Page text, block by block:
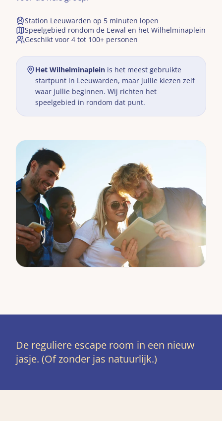
Station Leeuwarden op 5 minuten lopen
Speelgebied rondom de Eewal en het Wilhelminaplein
Geschikt voor 4 tot 100+ personen
Het Wilhelminaplein is het meest gebruikte
startpunt in Leeuwarden, maar jullie kiezen zelf
waar jullie beginnen. Wij richten het
speelgebied in rondom dat punt.
De reguliere escape room in een nieuw
jasje. (Of zonder jas natuurlijk.)